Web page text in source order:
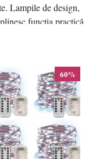
Lampile de design,
funcția practică
designul interior.
60%